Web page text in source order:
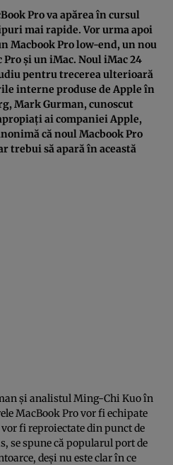
Pro va apărea în cursul
mai rapide. Vor urma apoi
Macbook Pro low-end, un nou
și un iMac. Noul iMac 24
pentru trecerea ulterioară
interne produse de Apple în
Mark Gurman, cunoscut
ai companiei Apple,
că noul Macbook Pro
trebui să apară în această
și analistul Ming-Chi Kuo în
MacBook Pro vor fi echipate
vor fi reproiectate din punct de
se spune că popularul port de
deși nu este clar în ce